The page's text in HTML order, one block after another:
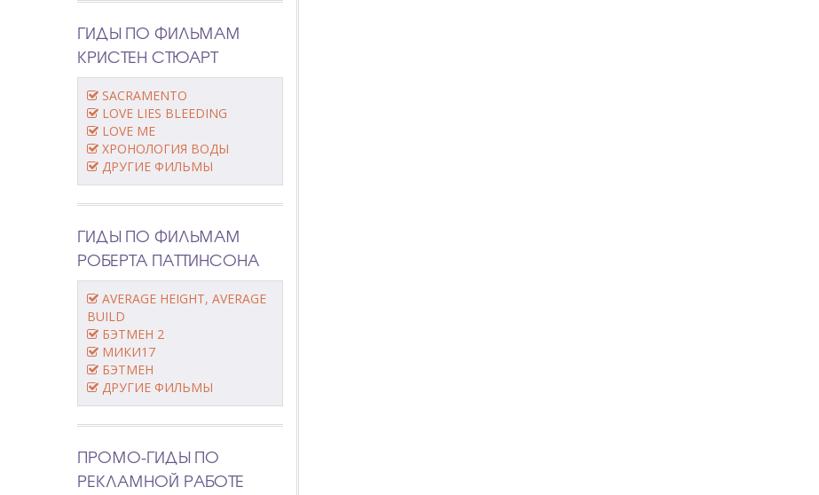
ГИДЫ ПО ФИЛЬМАМ
КРИСТЕН СТЮАРТ
SACRAMENTO
LOVE LIES BLEEDING
LOVE ME
ХРОНОЛОГИЯ ВОДЫ
ДРУГИЕ ФИЛЬМЫ
ГИДЫ ПО ФИЛЬМАМ
РОБЕРТА ПАТТИНСОНА
AVERAGE HEIGHT, AVERAGE
BUILD
БЭТМЕН 2
МИКИ17
БЭТМЕН
ДРУГИЕ ФИЛЬМЫ
ПРОМО-ГИДЫ ПО
РЕКЛАМНОЙ РАБОТЕ